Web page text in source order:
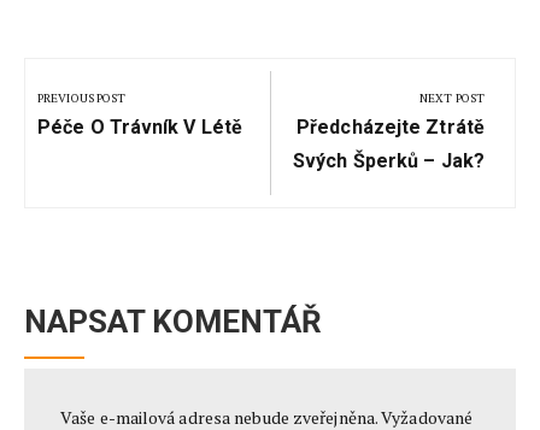
pro
příspěvek
PREVIOUS POST
Previous
Péče O Trávník V Létě
NEXT POST
Next
Post:
Předcházejte Ztrátě
Svých Šperků – Jak?
NAPSAT KOMENTÁŘ
Vaše e-mailová adresa nebude zveřejněna.Vyžadované